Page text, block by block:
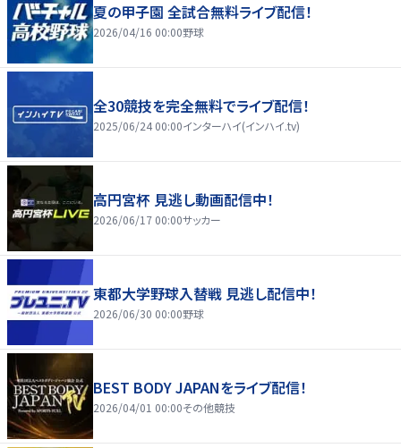
夏の甲子園 全試合無料ライブ配信！
2026/04/16 00:00野球
全30競技を完全無料でライブ配信！
2025/06/24 00:00インターハイ(インハイ.tv)
高円宮杯 見逃し動画配信中！
2026/06/17 00:00サッカー
東都大学野球入替戦 見逃し配信中！
2026/06/30 00:00野球
BEST BODY JAPANをライブ配信！
2026/04/01 00:00その他競技